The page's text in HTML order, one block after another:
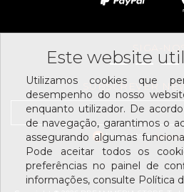
SIGA-
SUBSCREVER
Li e aceito ostermos
Este website
Utilizamos cookies que
desempenho do nosso
enquanto utilizador. De
de navegação, garantimos o
assegurando algumas
Pode aceitar todos os
preferências no painel de
informações, consulte Política